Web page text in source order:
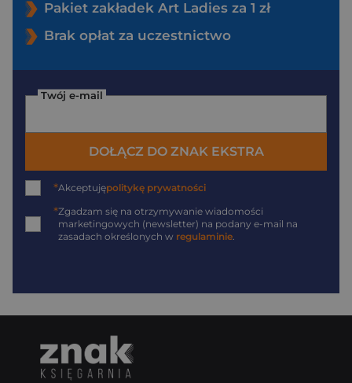
Pakiet zakładek Art Ladies za 1 zł
Brak opłat za uczestnictwo
Twój e-mail
DOŁĄCZ DO ZNAK EKSTRA
*Akceptujępolitykę prywatności
*Zgadzam się na otrzymywanie wiadomości
marketingowych (newsletter) na podany e-mail na
zasadach określonych w regulaminie